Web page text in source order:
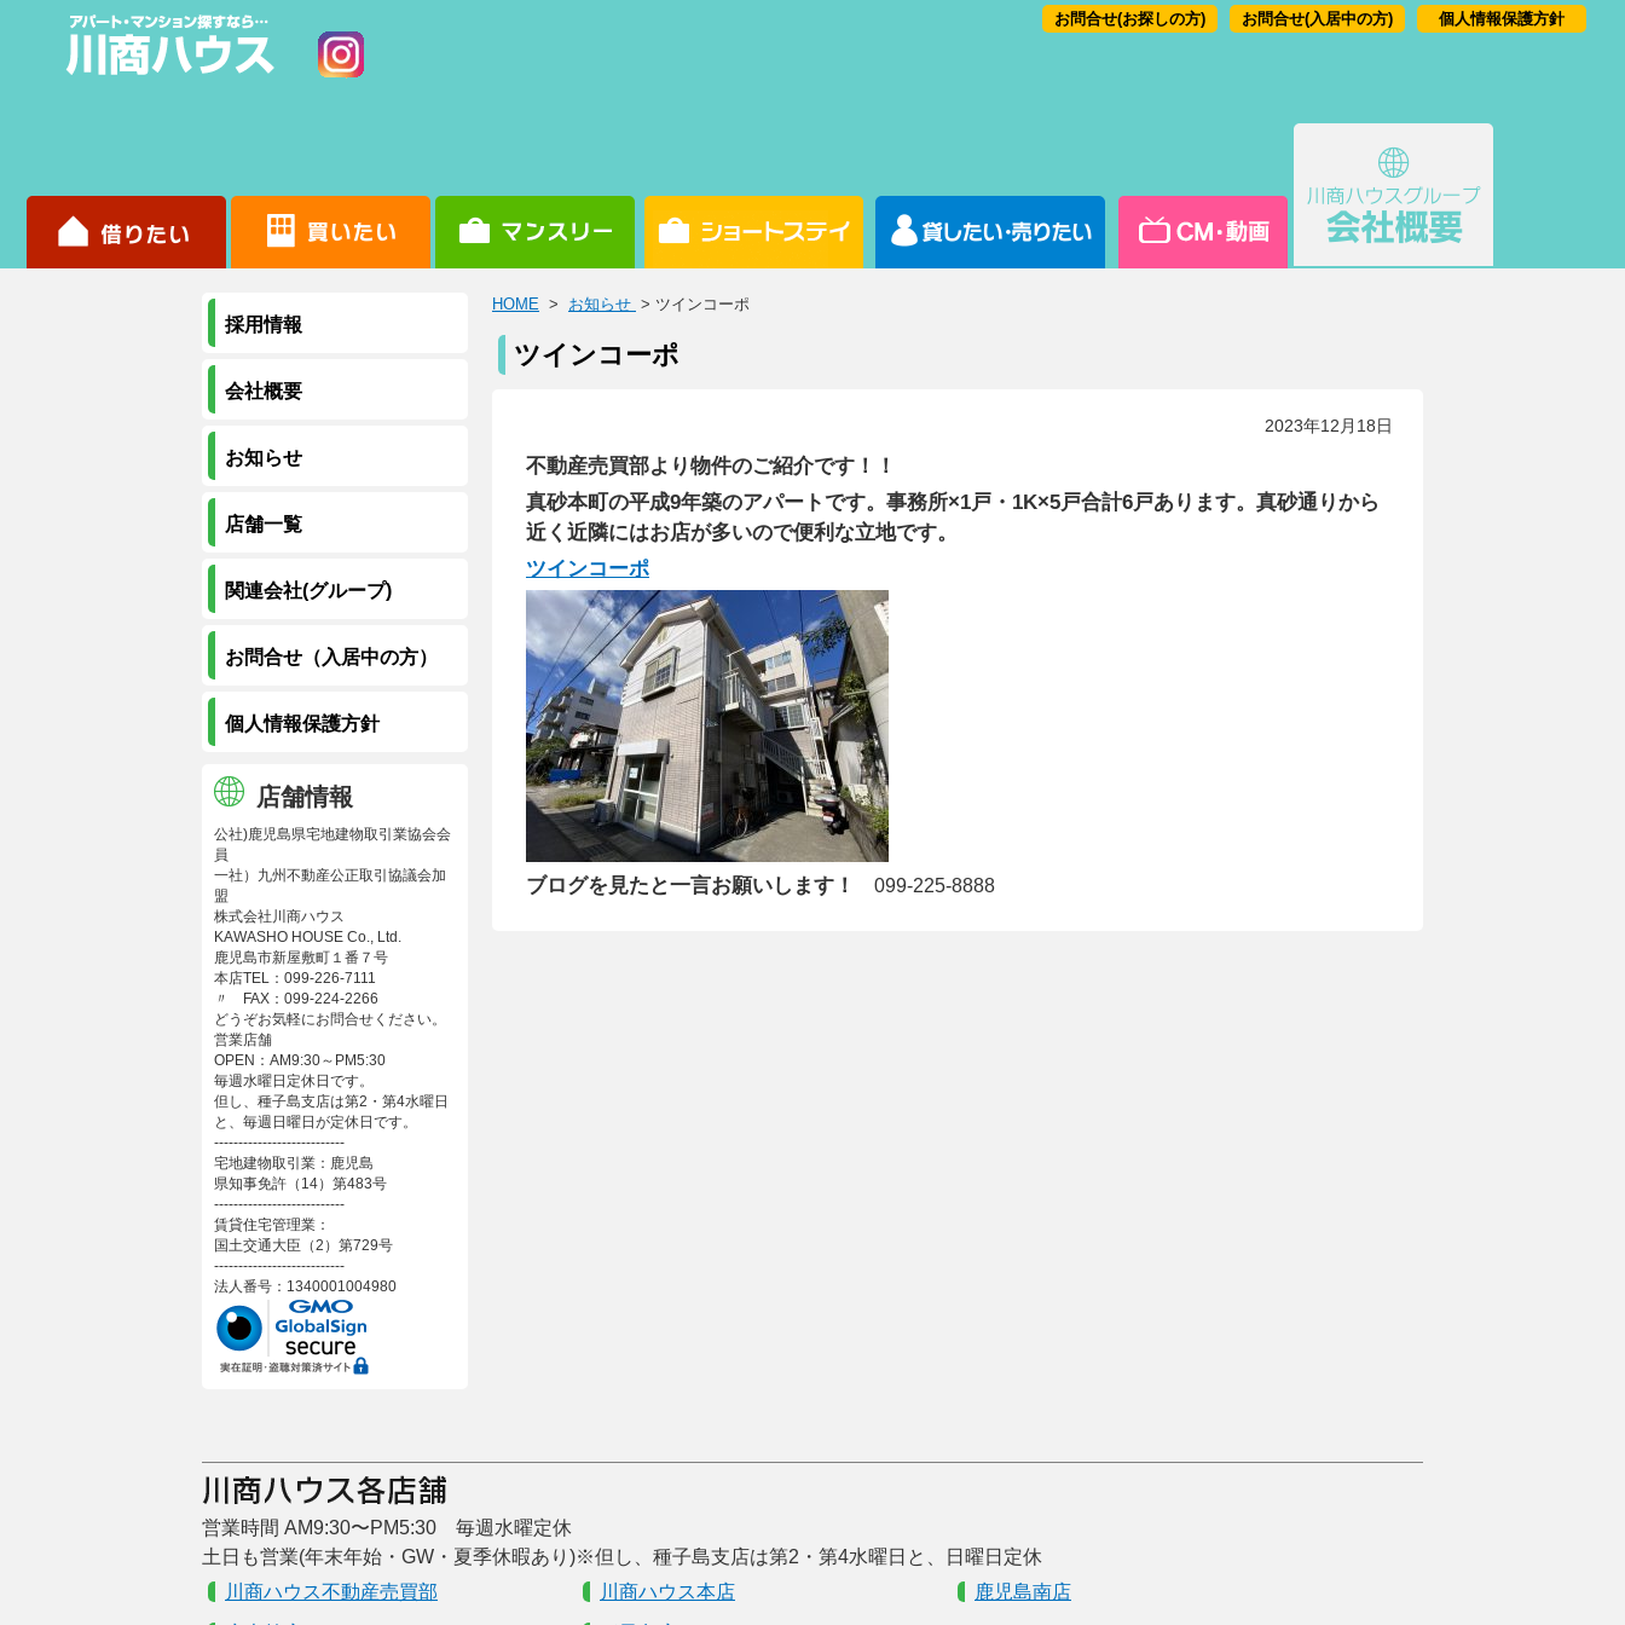
個人情報保護方針
お問合せ(入居中の方)
お問合せ(お探しの方)
HOME > お知らせ > ツインコーポ
ツインコーポ
2023年12月18日
不動産売買部より物件のご紹介です！！
真砂本町の平成9年築のアパートです。事務所×1戸・1K×5戸合計6戸あります。真砂通りから
近く近隣にはお店が多いので便利な立地です。
ツインコーポ
ブログを見たと一言お願いします！ 099-225-8888
採用情報
会社概要
お知らせ
店舗一覧
関連会社(グループ)
お問合せ（入居中の方）
個人情報保護方針
店舗情報
公社)鹿児島県宅地建物取引業協会会
員
一社）九州不動産公正取引協議会加
盟
株式会社川商ハウス
KAWASHO HOUSE Co., Ltd.
鹿児島市新屋敷町１番７号
本店TEL：099-226-7111
〃 FAX：099-224-2266
どうぞお気軽にお問合せください。
営業店舗
OPEN：AM9:30～PM5:30
毎週水曜日定休日です。
但し、種子島支店は第2・第4水曜日
と、毎週日曜日が定休日です。
---------------------------
宅地建物取引業：鹿児島
県知事免許（14）第483号
---------------------------
賃貸住宅管理業：
国土交通大臣（2）第729号
---------------------------
法人番号：1340001004980
営業時間 AM9:30〜PM5:30 毎週水曜定休
土日も営業(年末年始・GW・夏季休暇あり)※但し、種子島支店は第2・第4水曜日と、日曜日定休
川商ハウス不動産売買部
川商ハウス本店
鹿児島南店